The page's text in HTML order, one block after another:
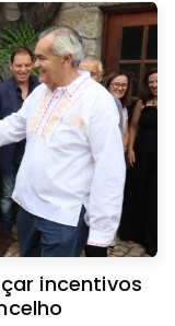
incentivos